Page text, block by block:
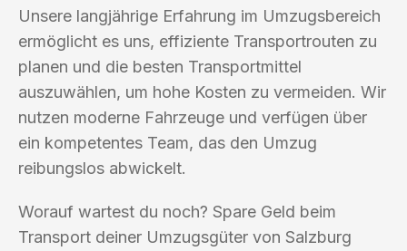
Unsere langjährige Erfahrung im Umzugsbereich
ermöglicht es uns, effiziente Transportrouten zu
planen und die besten Transportmittel
auszuwählen, um hohe Kosten zu vermeiden. Wir
nutzen moderne Fahrzeuge und verfügen über
ein kompetentes Team, das den Umzug
reibungslos abwickelt.
Worauf wartest du noch? Spare Geld beim
Transport deiner Umzugsgüter von Salzburg